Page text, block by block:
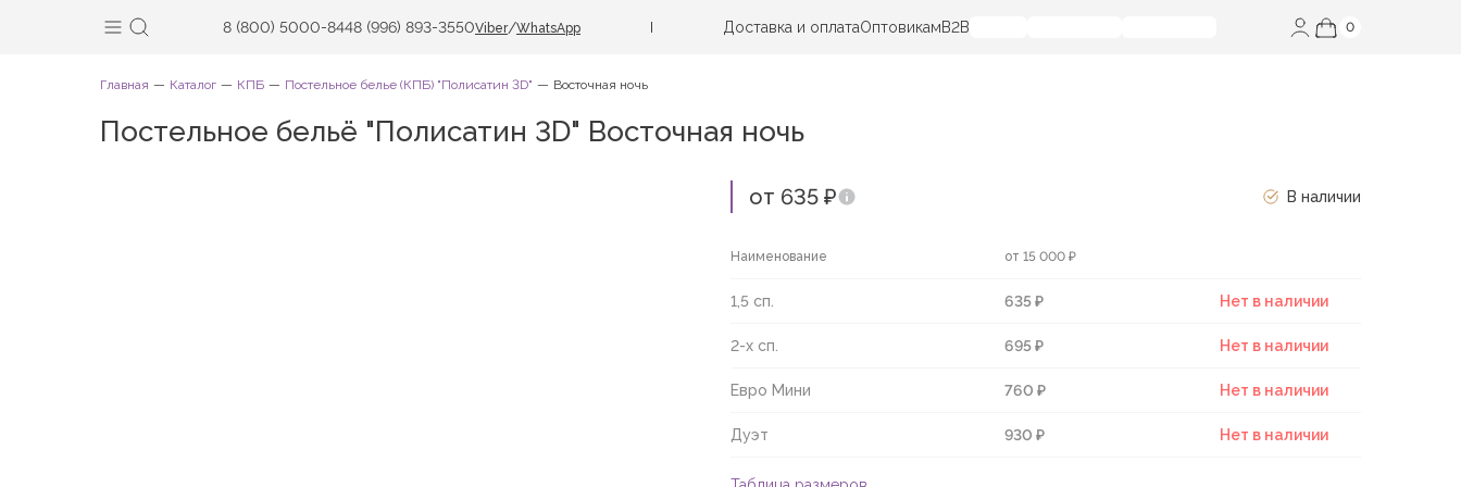
8 (800) 5000-8448 (996) 893-3550Viber/WhatsApp Доставка и оплатаОптовикамB2B 0
Главная Каталог КПБ Постельное белье (КПБ) "Полисатин 3D" Восточная ночь
Постельное бельё "Полисатин 3D" Восточная ночь
от 635 ₽ В наличии
Наименование от 15 000 ₽
1,5 сп. 635 ₽ Нет в наличии
2-х сп. 695 ₽ Нет в наличии
Евро Мини 760 ₽ Нет в наличии
Дуэт 930 ₽ Нет в наличии